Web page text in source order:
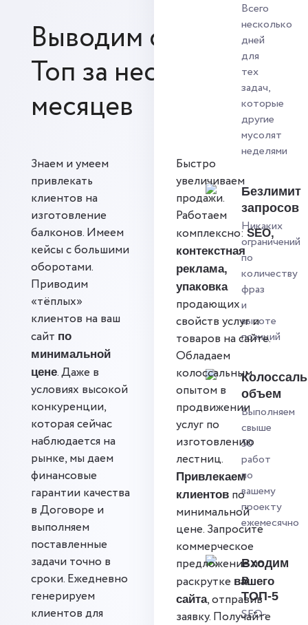
Выводим сайты в
Топ за несколько
месяцев
Всего
несколько
дней
для
тех
задач,
которые
другие
мусолят
неделями
Безлимит
запросов
Никаких
ограничений
по
количеству
фраз
и
высоте
позиций
объем
Выполняем
свыше
50
работ
по
вашему
проекту
ежемесячно
Входим
в
ТОП-5
SEO-
Знаем и умеем
привлекать
клиентов на
изготовление
балконов. Имеем
кейсы с большими
оборотами.
Приводим
«тёплых»
клиентов на ваш
сайт по
минимальной
цене. Даже в
условиях высокой
конкуренции,
которая сейчас
наблюдается на
рынке, мы даем
финансовые
гарантии качества
в Договоре и
выполняем
поставленные
задачи точно в
сроки. Ежедневно
генерируем
клиентов для
Быстро
увеличиваем
продажи.
Работаем
комплексно: SEO,
контекстная
реклама,
упаковка
продающих
свойств услуг и
товаров на сайте.
Обладаем
колоссальным
опытом в
продвижении
услуг по
изготовлению
лестниц.
Привлекаем
клиентов по
минимальной
цене. Запросите
коммерческое
предложение по
раскрутке вашего
сайта, отправив
заявку. Получайте